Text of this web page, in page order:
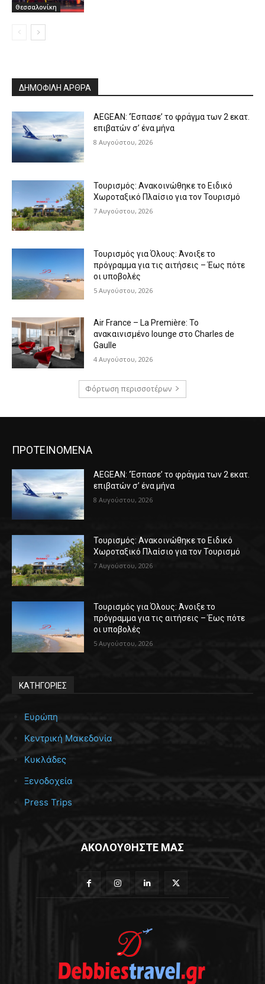
Θεσσαλονίκη
ΔΗΜΟΦΙΛΗ ΑΡΘΡΑ
AEGEAN: ‘Έσπασε’ το φράγμα των 2 εκατ.
επιβατών σ’ ένα μήνα
8 Αυγούστου, 2026
Τουρισμός: Ανακοινώθηκε το Ειδικό
Χωροταξικό Πλαίσιο για τον Τουρισμό
7 Αυγούστου, 2026
Τουρισμός για Όλους: Άνοιξε το
πρόγραμμα για τις αιτήσεις – Έως πότε
οι υποβολές
5 Αυγούστου, 2026
Air France – La Première: Το
ανακαινισμένο lounge στο Charles de
Gaulle
4 Αυγούστου, 2026
Φόρτωση περισσοτέρων
ΠΡΟΤΕΙΝΟΜΕΝΑ
AEGEAN: ‘Έσπασε’ το φράγμα των 2 εκατ.
επιβατών σ’ ένα μήνα
8 Αυγούστου, 2026
Τουρισμός: Ανακοινώθηκε το Ειδικό
Χωροταξικό Πλαίσιο για τον Τουρισμό
7 Αυγούστου, 2026
Τουρισμός για Όλους: Άνοιξε το
πρόγραμμα για τις αιτήσεις – Έως πότε
οι υποβολές
5 Αυγούστου, 2026
ΚΑΤΗΓΟΡΙΕΣ
Ευρώπη
Κεντρική Μακεδονία
Κυκλάδες
Ξενοδοχεία
Press Trips
ΑΚΟΛΟΥΘΗΣΤΕ ΜΑΣ